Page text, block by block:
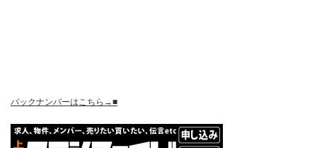
バックナンバーはこちら→■